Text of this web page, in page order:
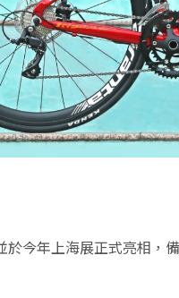
今年上海展正式亮相